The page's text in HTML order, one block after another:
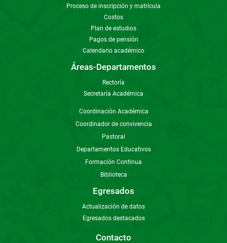
Proceso de inscripción y matrícula
Costos
Plan de estudios
Pagos de pensión
Calendario académico
Áreas-Departamentos
Rectoría
Secretaría Académica
Coordinación Académica
Coordinador de convivencia
Pastoral
Departamentos Educativos
Formación Continua
Biblioteca
Egresados
Actualización de datos
Egresados destacados
Contacto